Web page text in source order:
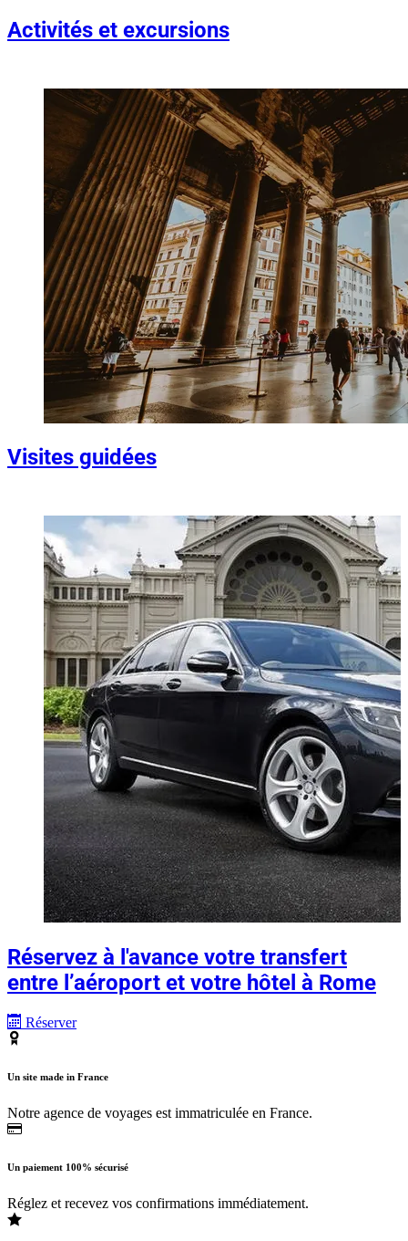
Activités et excursions
Visites guidées
Réservez à l'avance votre transfert
entre l’aéroport et votre hôtel à Rome
Réserver
Un site made in France
Notre agence de voyages est immatriculée en France.
Un paiement 100% sécurisé
Réglez et recevez vos confirmations immédiatement.